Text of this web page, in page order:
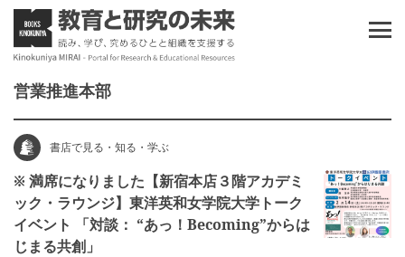
営業推進本部
書店で見る・知る・学ぶ
※ 満席になりました【新宿本店３階アカデミ
ック・ラウンジ】東洋英和女学院大学トーク
イベント 「対談： “あっ！Becoming”からは
じまる共創」